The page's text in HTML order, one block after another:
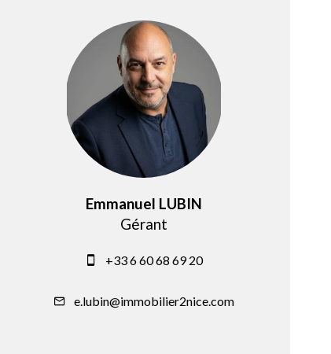
Emmanuel LUBIN
Gérant
+33 6 60 68 69 20
e.lubin@immobilier2nice.com